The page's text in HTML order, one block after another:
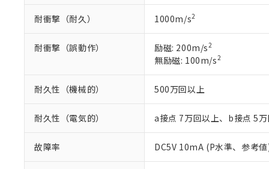
耐衝撃（耐久） 1000m/s2
耐衝撃（誤動作） 励磁: 200m/s2
無励磁: 100m/s2
耐久性（機械的） 500万回以上
耐久性（電気的） a接点 7万回以上、b接点 5
故障率 DC5V 10mA (P水準、参考